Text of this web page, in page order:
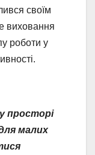
своїм
виховання
роботи у
просторі
малих